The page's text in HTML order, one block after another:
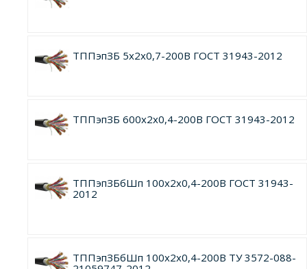
ТППэпЗБ 5х2х0,7-200В ГОСТ 31943-2012
ТППэпЗБ 600х2х0,4-200В ГОСТ 31943-2012
ТППэпЗБбШп 100х2х0,4-200В ГОСТ 31943-
2012
ТППэпЗБбШп 100х2х0,4-200В ТУ 3572-088-